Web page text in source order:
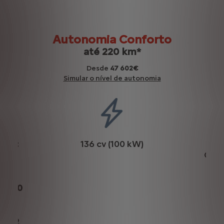
Autonomia Conforto
até 220 km*
Desde 47 602€
Simular o nível de autonomia
4h50
136 cv (100 kW)